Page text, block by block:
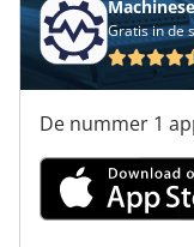
Gratis in de
De nummer 1